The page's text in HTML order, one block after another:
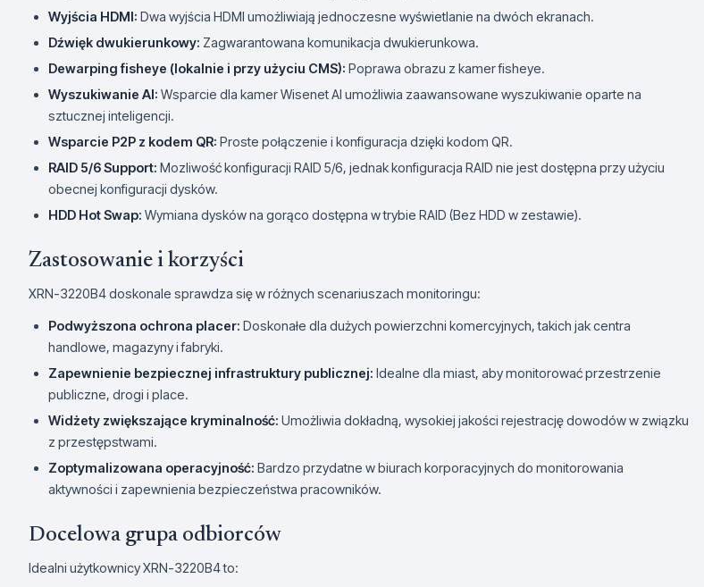
Wyjścia HDMI: Dwa wyjścia HDMI umożliwiają jednoczesne wyświetlanie na dwóch ekranach.
Dźwięk dwukierunkowy: Zagwarantowana komunikacja dwukierunkowa.
Dewarping fisheye (lokalnie i przy użyciu CMS): Poprawa obrazu z kamer fisheye.
Wyszukiwanie AI: Wsparcie dla kamer Wisenet AI umożliwia zaawansowane wyszukiwanie oparte na
sztucznej inteligencji.
Wsparcie P2P z kodem QR: Proste połączenie i konfiguracja dzięki kodom QR.
RAID 5/6 Support: Mozliwość konfiguracji RAID 5/6, jednak konfiguracja RAID nie jest dostępna przy użyciu
obecnej konfiguracji dysków.
HDD Hot Swap: Wymiana dysków na gorąco dostępna w trybie RAID (Bez HDD w zestawie).
Zastosowanie i korzyści
XRN-3220B4 doskonale sprawdza się w różnych scenariuszach monitoringu:
Podwyższona ochrona placer: Doskonałe dla dużych powierzchni komercyjnych, takich jak centra
handlowe, magazyny i fabryki.
Zapewnienie bezpiecznej infrastruktury publicznej: Idealne dla miast, aby monitorować przestrzenie
publiczne, drogi i place.
Widżety zwiększające kryminalność: Umożliwia dokładną, wysokiej jakości rejestrację dowodów w związku
z przestępstwami.
Zoptymalizowana operacyjność: Bardzo przydatne w biurach korporacyjnych do monitorowania
aktywności i zapewnienia bezpieczeństwa pracowników.
Docelowa grupa odbiorców
Idealni użytkownicy XRN-3220B4 to: